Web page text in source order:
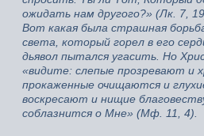
ожидать нам другого?» (Лк. 7,
Вот какая была страшная
света, который горел в его
дьявол пытался угасить. Но
«видите: слепые прозревают и
прокаженные очищаются и
воскресают и нищие
соблазнится о Мне» (Мф. 11, 4).